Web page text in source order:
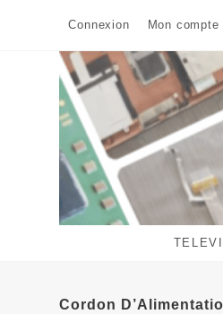
Connexion Mon compte
Cordon